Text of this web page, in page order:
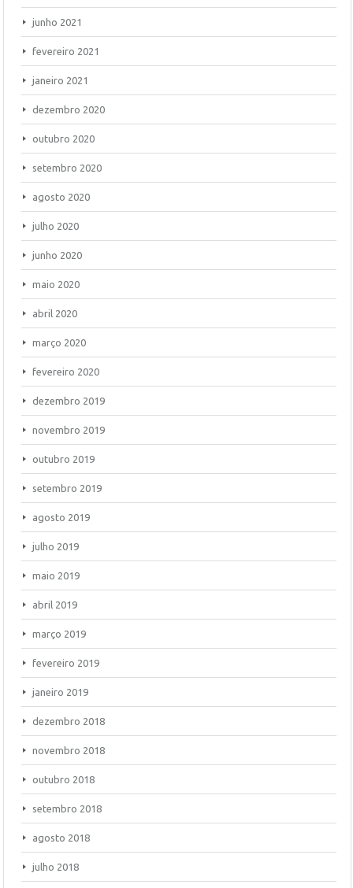
junho 2021
fevereiro 2021
janeiro 2021
dezembro 2020
outubro 2020
setembro 2020
agosto 2020
julho 2020
junho 2020
maio 2020
abril 2020
março 2020
fevereiro 2020
dezembro 2019
novembro 2019
outubro 2019
setembro 2019
agosto 2019
julho 2019
maio 2019
abril 2019
março 2019
fevereiro 2019
janeiro 2019
dezembro 2018
novembro 2018
outubro 2018
setembro 2018
agosto 2018
julho 2018